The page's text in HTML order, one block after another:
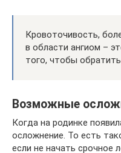
Кровоточивость,
в области ангиом –
того, чтобы
Возможные
Когда на родинке
осложнение. То есть
если не начать срочное